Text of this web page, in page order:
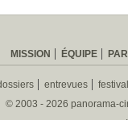
MISSION ÉQUIPE
entrevues
© 2003 - 2026 panorama-